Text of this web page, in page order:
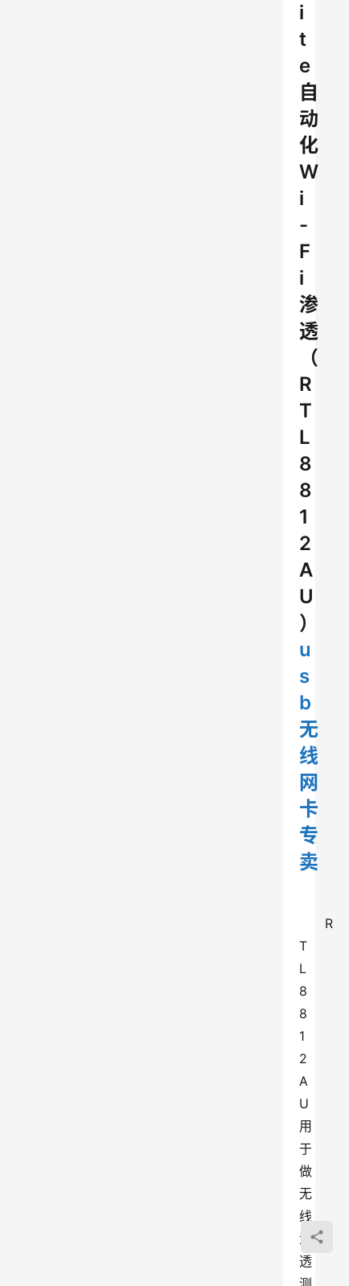
i
t
e
自
动
化
W
i
-
F
i
渗
透
（
R
T
L
8
8
1
2
A
U
）
u
s
b
无
线
网
卡
专
卖
R
T
L
8
8
1
2
A
U
用
于
做
无
线
渗
透